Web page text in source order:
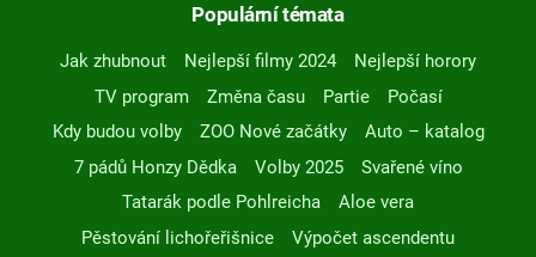
Populární témata
Jak zhubnout Nejlepší filmy 2024
Nejlepší horory
TV program
Změna času Partie
Počasí
Kdy budou volby
ZOO Nové začátky
Auto – katalog
7 pádů Honzy Dědka
Volby 2025
Svařené víno
Tatarák podle Pohlreicha
Aloe vera
Pěstování lichořeřišnice
Výpočet ascendentu